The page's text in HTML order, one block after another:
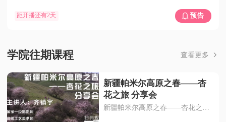
距开播还有2天 预告
学院往期课程 查看更多
新疆帕米尔高原之春——杏
花之旅 分享会
新疆帕米尔高原之春——杏花之旅 分享会